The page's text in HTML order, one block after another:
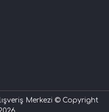
Merkezi © Copyright